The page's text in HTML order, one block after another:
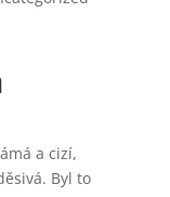
a cizí,
Byl to